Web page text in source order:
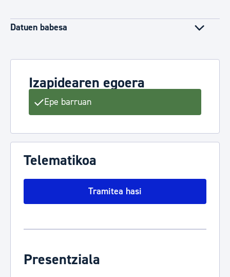
Datuen babesa
Izapidearen egoera
Epe barruan
Telematikoa
Tramitea hasi
Presentziala